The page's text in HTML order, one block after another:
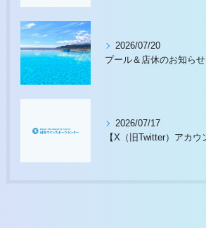
2026/07/20
プール＆店休のお知らせ
2026/07/17